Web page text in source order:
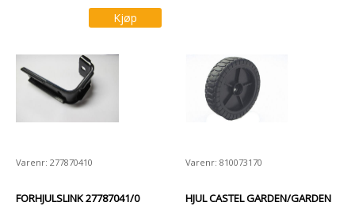
Kjøp
Varenr: 277870410
FORHJULSLINK 27787041/0
Varenr: 810073170
HJUL CASTEL GARDEN/GARDEN